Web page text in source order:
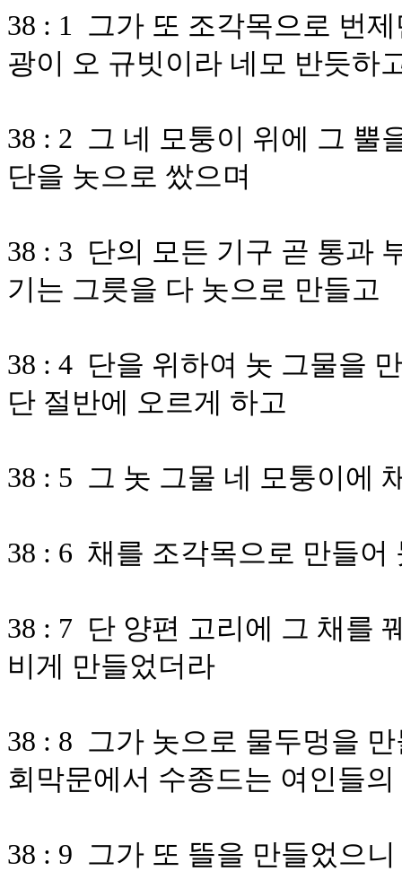
38 : 1 그가 또 조각목으로 번
광이 오 규빗이라 네모 반듯하
38 : 2 그 네 모퉁이 위에 그 뿔
단을 놋으로 쌌으며
38 : 3 단의 모든 기구 곧 통과
기는 그릇을 다 놋으로 만들고
38 : 4 단을 위하여 놋 그물을
단 절반에 오르게 하고
38 : 5 그 놋 그물 네 모퉁이에
38 : 6 채를 조각목으로 만들어
38 : 7 단 양편 고리에 그 채를
비게 만들었더라
38 : 8 그가 놋으로 물두멍을
회막문에서 수종드는 여인들
38 : 9 그가 또 뜰을 만들었으